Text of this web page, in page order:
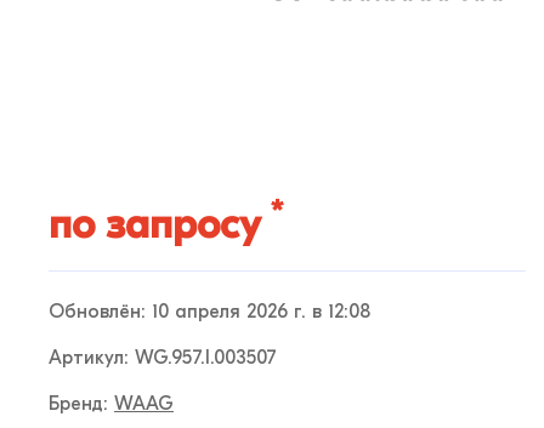
по запросу *
Обновлён: 10 апреля 2026 г. в 12:08
Артикул: WG.957.I.003507
Бренд: WAAG